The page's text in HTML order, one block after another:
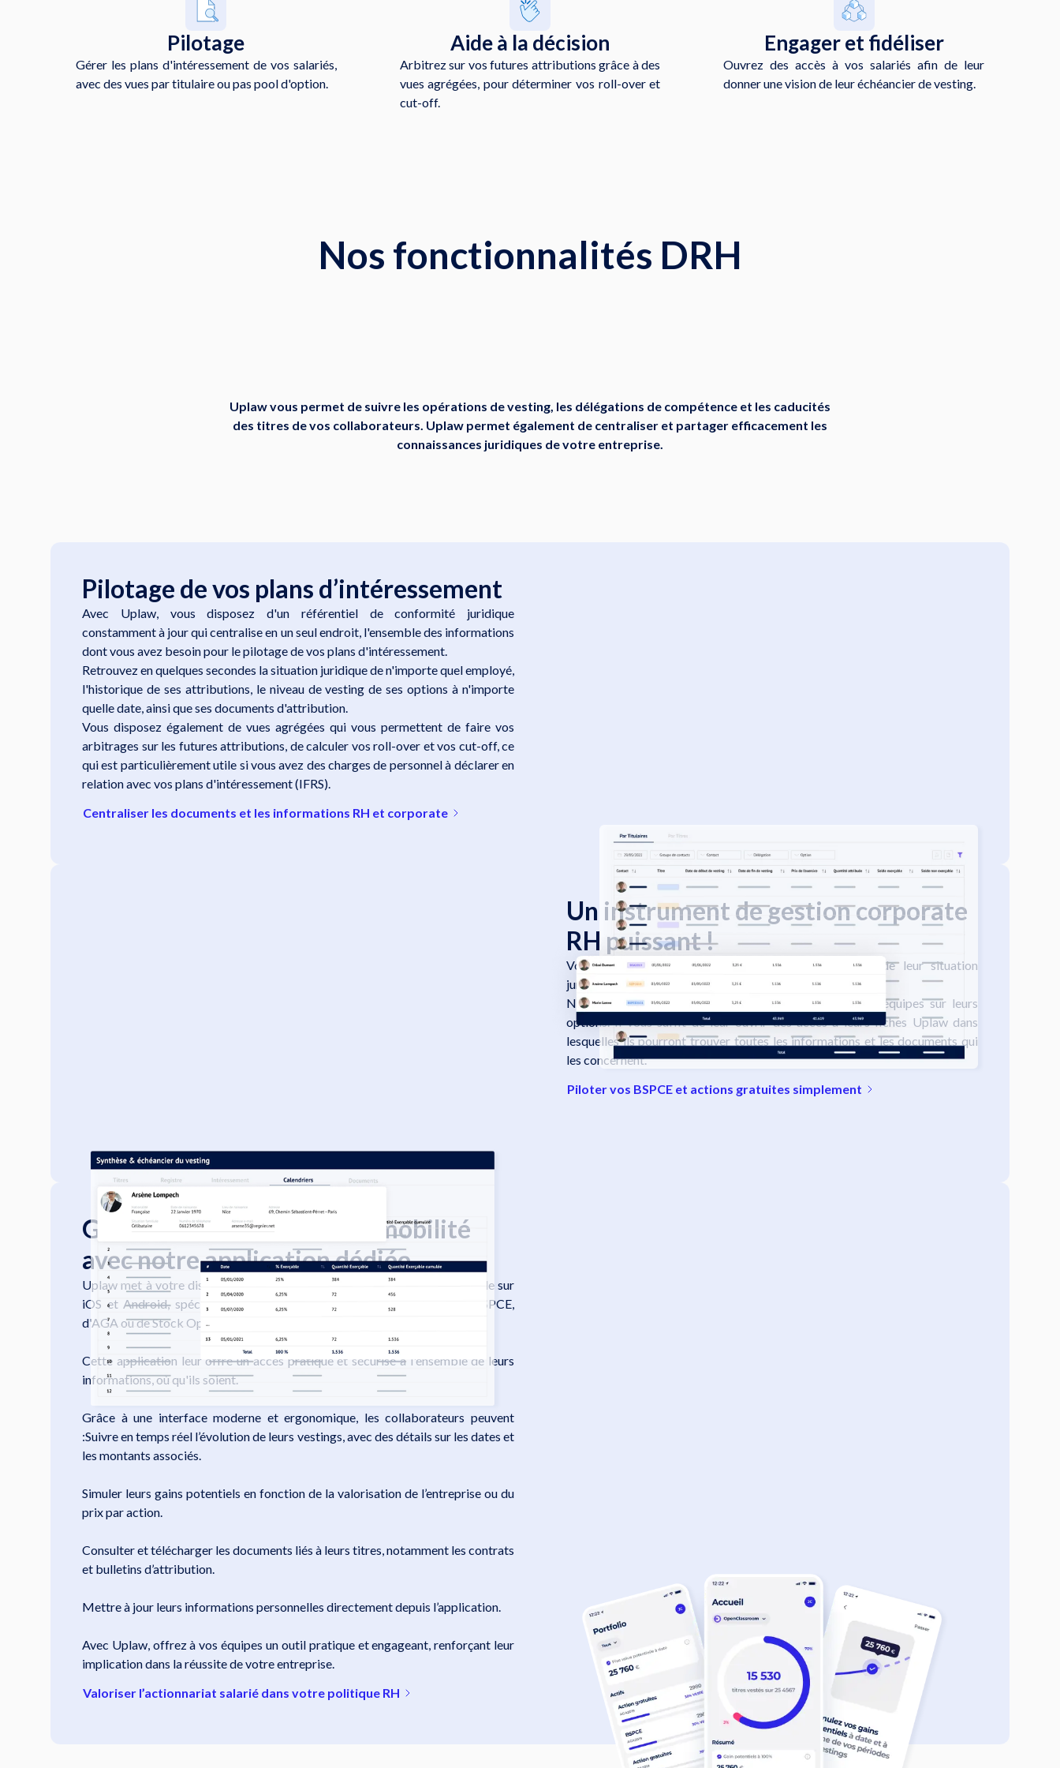
Pilotage
Gérer les plans d'intéressement de vos salariés,
avec des vues par titulaire ou pas pool d'option.
Aide à la décision
Arbitrez sur vos futures attributions grâce à des
vues agrégées, pour déterminer vos roll-over et
cut-off.
Engager et fidéliser
Ouvrez des accès à vos salariés afin de leur
donner une vision de leur échéancier de vesting.
Nos fonctionnalités DRH
Uplaw vous permet de suivre les opérations de vesting, les délégations de compétence et les caducités
des titres de vos collaborateurs. Uplaw permet également de centraliser et partager efficacement les
connaissances juridiques de votre entreprise.
Pilotage de vos plans d’intéressement
Avec Uplaw, vous disposez d'un référentiel de conformité juridique
constamment à jour qui centralise en un seul endroit, l'ensemble des informations
dont vous avez besoin pour le pilotage de vos plans d'intéressement.
Retrouvez en quelques secondes la situation juridique de n'importe quel employé,
l'historique de ses attributions, le niveau de vesting de ses options à n'importe
quelle date, ainsi que ses documents d'attribution.
Vous disposez également de vues agrégées qui vous permettent de faire vos
arbitrages sur les futures attributions, de calculer vos roll-over et vos cut-off, ce
qui est particulièrement utile si vous avez des charges de personnel à déclarer en
relation avec vos plans d'intéressement (IFRS).
Centraliser les documents et les informations RH et corporate
Un instrument de gestion corporate
RH puissant !
Vos employés ont également besoin d'être informés de leur situation
juridique et de l'état de leurs plans d'intéressement !
Ne perdez plus de temps à gérer les requêtes de vos équipes sur leurs
options. Il vous suffit de leur ouvrir des accès à leurs fiches Uplaw dans
lesquelles ils pourront trouver toutes les informations et les documents qui
les concernent.
Piloter vos BSPCE et actions gratuites simplement
Gérez vos BSPCE en toute mobilité
avec notre application dédiée
Uplaw met à votre disposition une application mobile innovante, disponible sur
iOS et Android, spécialement conçue pour les salariés détenteurs de BSPCE,
d'AGA ou de Stock Options.
Cette application leur offre un accès pratique et sécurisé à l'ensemble de leurs
informations, où qu'ils soient.
Grâce à une interface moderne et ergonomique, les collaborateurs peuvent
:Suivre en temps réel l’évolution de leurs vestings, avec des détails sur les dates et
les montants associés.
Simuler leurs gains potentiels en fonction de la valorisation de l’entreprise ou du
prix par action.
Consulter et télécharger les documents liés à leurs titres, notamment les contrats
et bulletins d’attribution.
Mettre à jour leurs informations personnelles directement depuis l’application.
Avec Uplaw, offrez à vos équipes un outil pratique et engageant, renforçant leur
implication dans la réussite de votre entreprise.
Valoriser l’actionnariat salarié dans votre politique RH